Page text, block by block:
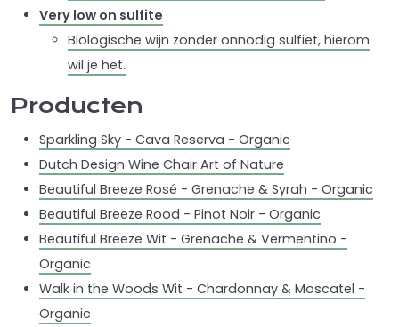
Very low on sulfite
Biologische wijn zonder onnodig sulfiet, hierom
wil je het.
Producten
Sparkling Sky - Cava Reserva - Organic
Dutch Design Wine Chair Art of Nature
Beautiful Breeze Rosé - Grenache & Syrah - Organic
Beautiful Breeze Rood - Pinot Noir - Organic
Beautiful Breeze Wit - Grenache & Vermentino -
Organic
Walk in the Woods Wit - Chardonnay & Moscatel -
Organic